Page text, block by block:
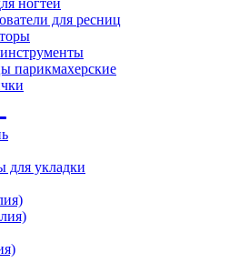
ногтей
для ресниц
парикмахерские
для укладки